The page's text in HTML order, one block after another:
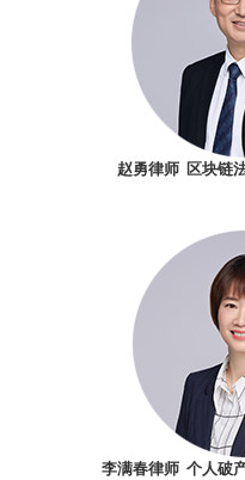
赵勇律师 区块链
李满春律师 个人破